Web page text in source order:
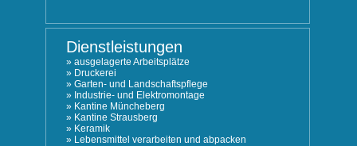
Dienstleistungen
» ausgelagerte Arbeitsplätze
» Druckerei
» Garten- und Landschaftspflege
» Industrie- und Elektromontage
» Kantine Müncheberg
» Kantine Strausberg
» Keramik
» Lebensmittel verarbeiten und abpacken